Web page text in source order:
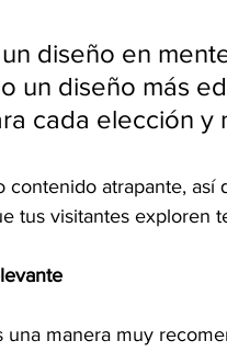
un diseño en
un diseño más
cada elección y
contenido atrapante,
tus visitantes exploren
una manera muy